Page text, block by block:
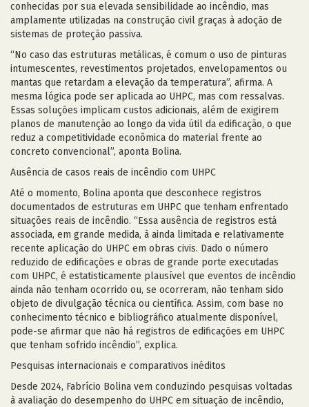
conhecidas por sua elevada sensibilidade ao incêndio, mas
amplamente utilizadas na construção civil graças à adoção de
sistemas de proteção passiva.
“No caso das estruturas metálicas, é comum o uso de pinturas
intumescentes, revestimentos projetados, envelopamentos ou
mantas que retardam a elevação da temperatura”, afirma. A
mesma lógica pode ser aplicada ao UHPC, mas com ressalvas.
Essas soluções implicam custos adicionais, além de exigirem
planos de manutenção ao longo da vida útil da edificação, o que
reduz a competitividade econômica do material frente ao
concreto convencional”, aponta Bolina.
Ausência de casos reais de incêndio com UHPC
Até o momento, Bolina aponta que desconhece registros
documentados de estruturas em UHPC que tenham enfrentado
situações reais de incêndio. “Essa ausência de registros está
associada, em grande medida, à ainda limitada e relativamente
recente aplicação do UHPC em obras civis. Dado o número
reduzido de edificações e obras de grande porte executadas
com UHPC, é estatisticamente plausível que eventos de incêndio
ainda não tenham ocorrido ou, se ocorreram, não tenham sido
objeto de divulgação técnica ou científica. Assim, com base no
conhecimento técnico e bibliográfico atualmente disponível,
pode-se afirmar que não há registros de edificações em UHPC
que tenham sofrido incêndio”, explica.
Pesquisas internacionais e comparativos inéditos
Desde 2024, Fabrício Bolina vem conduzindo pesquisas voltadas
à avaliação do desempenho do UHPC em situação de incêndio,